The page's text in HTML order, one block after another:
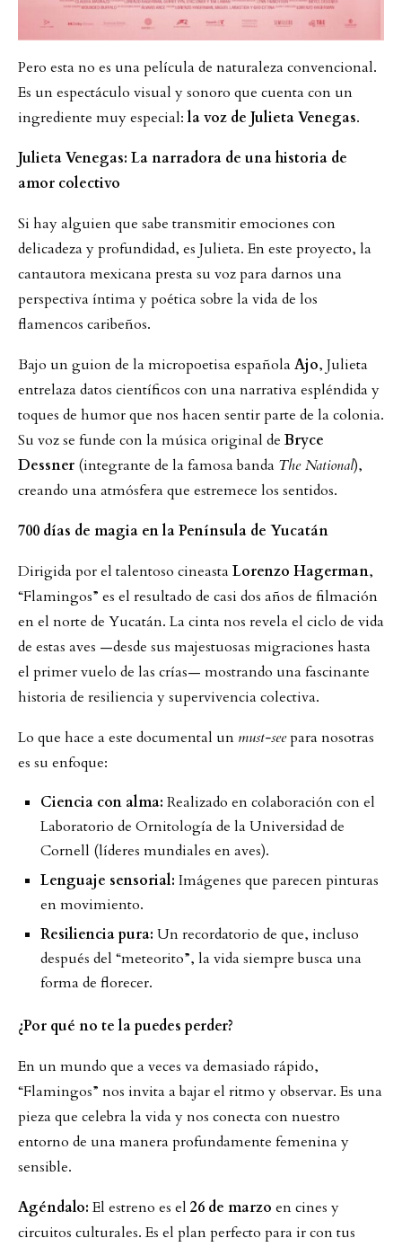
Pero esta no es una película de naturaleza convencional.
Es un espectáculo visual y sonoro que cuenta con un
ingrediente muy especial:la voz de Julieta Venegas.
Julieta Venegas: La narradora de una historia de
amor colectivo
Si hay alguien que sabe transmitir emociones con
delicadeza y profundidad, es Julieta. En este proyecto, la
cantautora mexicana presta su voz para darnos una
perspectiva íntima y poética sobre la vida de los
flamencos caribeños.
Bajo un guion de la micropoetisa española Ajo, Julieta
entrelaza datos científicos con una narrativa espléndida y
toques de humor que nos hacen sentir parte de la colonia.
Su voz se funde con la música original deBryce
Dessner (integrante de la famosa banda The National),
creando una atmósfera que estremece los sentidos.
700 días de magia en la Península de Yucatán
Dirigida por el talentoso cineasta Lorenzo Hagerman,
“Flamingos” es el resultado de casi dos años de filmación
en el norte de Yucatán. La cinta nos revela el ciclo de vida
de estas aves —desde sus majestuosas migraciones hasta
el primer vuelo de las crías— mostrando una fascinante
historia de resiliencia y supervivencia colectiva.
Lo que hace a este documental un must-seepara nosotras
es su enfoque:
Ciencia con alma: Realizado en colaboración con el
Laboratorio de Ornitología de la Universidad de
Cornell (líderes mundiales en aves).
Lenguaje sensorial: Imágenes que parecen pinturas
en movimiento.
Resiliencia pura: Un recordatorio de que, incluso
después del “meteorito”, la vida siempre busca una
forma de florecer.
¿Por qué no te la puedes perder?
En un mundo que a veces va demasiado rápido,
“Flamingos” nos invita a bajar el ritmo y observar. Es una
pieza que celebra la vida y nos conecta con nuestro
entorno de una manera profundamente femenina y
sensible.
Agéndalo:El estreno es el 26 de marzo en cines y
circuitos culturales. Es el plan perfecto para ir con tus